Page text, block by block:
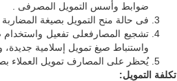
ضوابط وأسس التمويل المصرفى .
فى حالة منح التمويل بصيغة
تشجيع المصارفعلى تفعيل واستخدام
واستنباط صيغ تمويل إسلامية
يُحظر على المصارف تمويل العملاء
تكلفة التمويل: